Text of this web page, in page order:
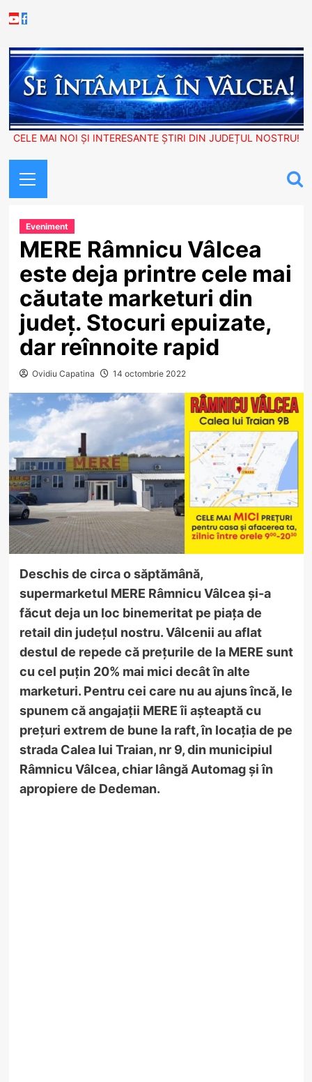
to
Youtube
Facebook
CELE MAI NOI ȘI INTERESANTE ȘTIRI DIN JUDEȚUL NOSTRU!
Menu
Eveniment
MERE Râmnicu Vâlcea
este deja printre cele mai
căutate marketuri din
județ. Stocuri epuizate,
dar reînnoite rapid
Ovidiu Capatina 14 octombrie 2022
Deschis de circa o săptămână,
supermarketul MERE Râmnicu Vâlcea și-a
făcut deja un loc binemeritat pe piața de
retail din județul nostru. Vâlcenii au aflat
destul de repede că prețurile de la MERE sunt
cu cel puțin 20% mai mici decât în alte
marketuri. Pentru cei care nu au ajuns încă, le
spunem că angajații MERE îi așteaptă cu
prețuri extrem de bune la raft, în locația de pe
strada Calea lui Traian, nr 9, din municipiul
Râmnicu Vâlcea, chiar lângă Automag și în
apropiere de Dedeman.